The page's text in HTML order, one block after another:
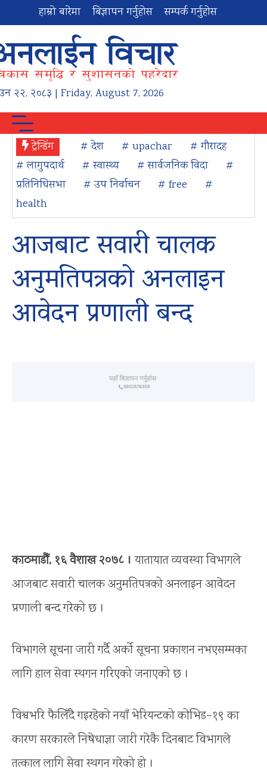
हाम्रो बारेमा बिज्ञापन गर्नुहोस सम्पर्क गर्नुहोस
२२, २०८३ | Friday, August 7, 2026
ट्रेन्डिंग # देश # upachar
# गौरादह
# लागुपदार्थ
# स्वास्थ्य # सार्वजनिक विदा
#
प्रतिनिधिसभा
# उप निर्वाचन # free
#
health
आजबाट सवारी चालक
अनुमतिपत्रको अनलाइन
आवेदन प्रणाली बन्द
काठमाडौँ, १६ वैशाख २०७८ । यातायात व्यवस्था विभागले
आजबाट सवारी चालक अनुमतिपत्रको अनलाइन आवेदन
प्रणाली बन्द गरेको छ ।
विभागले सूचना जारी गर्दै अर्को सूचना प्रकाशन नभएसम्मका
लागि हाल सेवा स्थगन गरिएको जनाएको छ ।
विश्वभरि फैलिँदै गइरहेको नयाँ भेरियन्टको कोभिड–१९ का
कारण सरकारले निषेधाज्ञा जारी गरेकै दिनबाट विभागले
तत्काल लागि सेवा स्थगन गरेको हो ।